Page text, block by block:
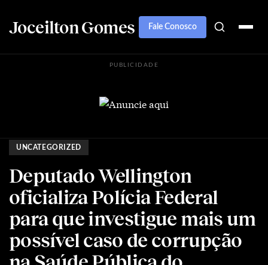
Joceilton Gomes Fale Conosco
PUBLICIDADE
UNCATEGORIZED
Deputado Wellington
oficializa Polícia Federal
para que investigue mais um
possível caso de corrupção